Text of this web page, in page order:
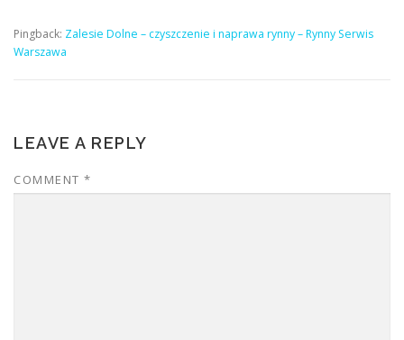
Pingback: Zalesie Dolne – czyszczenie i naprawa rynny – Rynny Serwis
Warszawa
LEAVE A REPLY
COMMENT *